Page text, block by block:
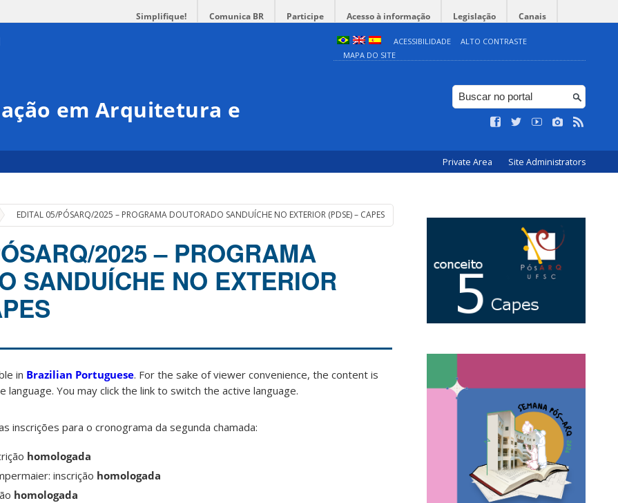
Simplifique! Comunica BR Participe Acesso à informação Legislação Canais
ACESSIBILIDADE
ALTO CONTRASTE
MAPA DO SITE
em Arquitetura e
Private Area Site Administrators
EDITAL 05/PÓSARQ/2025 – PROGRAMA DOUTORADO SANDUÍCHE NO EXTERIOR (PDSE) – CAPES
2025 – PROGRAMA
SANDUÍCHE NO EXTERIOR
in Brazilian Portuguese. For the sake of viewer convenience, the content is
You may click the link to switch the active language.
inscrições para o cronograma da segunda chamada:
homologada
inscrição homologada
homologada